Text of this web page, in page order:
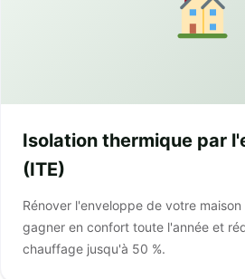
Isolation thermique par
(ITE)
Rénover l'enveloppe de votre
gagner en confort toute l'année et
chauffage jusqu'à 50 %.